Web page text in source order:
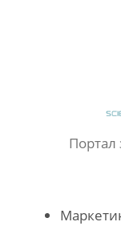
Портал